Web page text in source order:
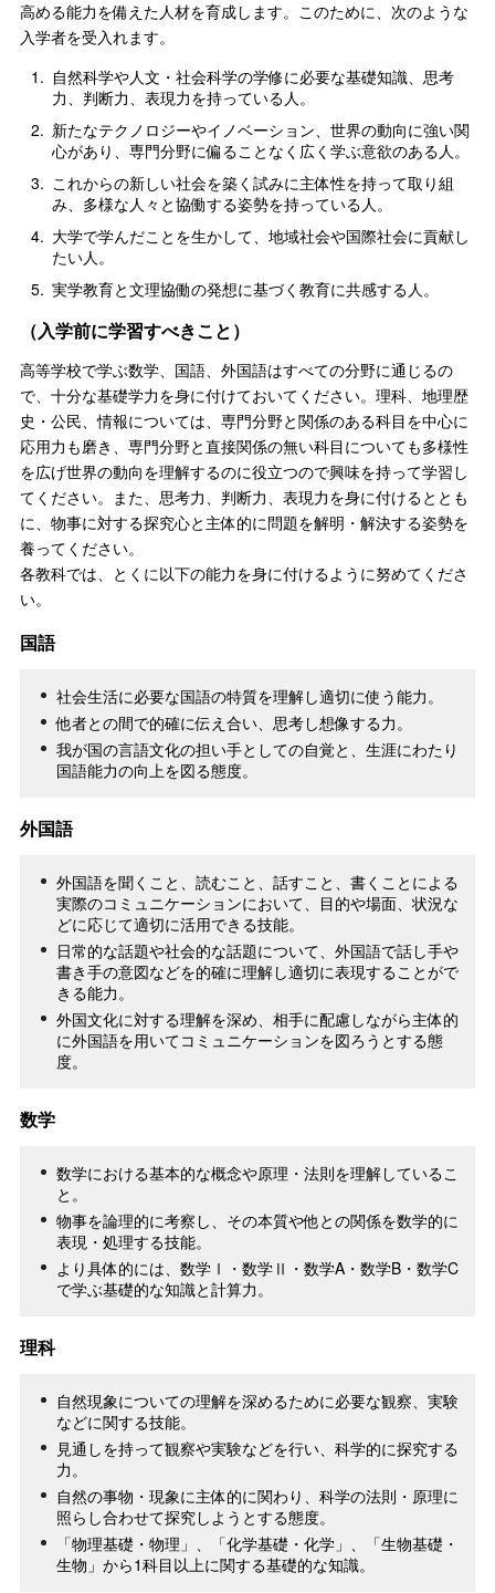
高める能力を備えた人材を育成します。このために、次のような
入学者を受入れます。
1. 自然科学や人文・社会科学の学修に必要な基礎知識、思考
力、判断力、表現力を持っている人。
2. 新たなテクノロジーやイノベーション、世界の動向に強い関
心があり、専門分野に偏ることなく広く学ぶ意欲のある人。
3. これからの新しい社会を築く試みに主体性を持って取り組
み、多様な人々と協働する姿勢を持っている人。
4. 大学で学んだことを生かして、地域社会や国際社会に貢献し
たい人。
5. 実学教育と文理協働の発想に基づく教育に共感する人。
（入学前に学習すべきこと）
高等学校で学ぶ数学、国語、外国語はすべての分野に通じるの
で、十分な基礎学力を身に付けておいてください。理科、地理歴
史・公民、情報については、専門分野と関係のある科目を中心に
応用力も磨き、専門分野と直接関係の無い科目についても多様性
を広げ世界の動向を理解するのに役立つので興味を持って学習し
てください。また、思考力、判断力、表現力を身に付けるととも
に、物事に対する探究心と主体的に問題を解明・解決する姿勢を
養ってください。
各教科では、とくに以下の能力を身に付けるように努めてくださ
い。
国語
社会生活に必要な国語の特質を理解し適切に使う能力。
他者との間で的確に伝え合い、思考し想像する力。
我が国の言語文化の担い手としての自覚と、生涯にわたり
国語能力の向上を図る態度。
外国語
外国語を聞くこと、読むこと、話すこと、書くことによる
実際のコミュニケーションにおいて、目的や場面、状況な
どに応じて適切に活用できる技能。
日常的な話題や社会的な話題について、外国語で話し手や
書き手の意図などを的確に理解し適切に表現することがで
きる能力。
外国文化に対する理解を深め、相手に配慮しながら主体的
に外国語を用いてコミュニケーションを図ろうとする態
度。
数学
数学における基本的な概念や原理・法則を理解しているこ
と。
物事を論理的に考察し、その本質や他との関係を数学的に
表現・処理する技能。
より具体的には、数学Ⅰ・数学Ⅱ・数学A・数学B・数学C
で学ぶ基礎的な知識と計算力。
理科
自然現象についての理解を深めるために必要な観察、実験
などに関する技能。
見通しを持って観察や実験などを行い、科学的に探究する
力。
自然の事物・現象に主体的に関わり、科学の法則・原理に
照らし合わせて探究しようとする態度。
「物理基礎・物理」、「化学基礎・化学」、「生物基礎・
生物」から1科目以上に関する基礎的な知識。